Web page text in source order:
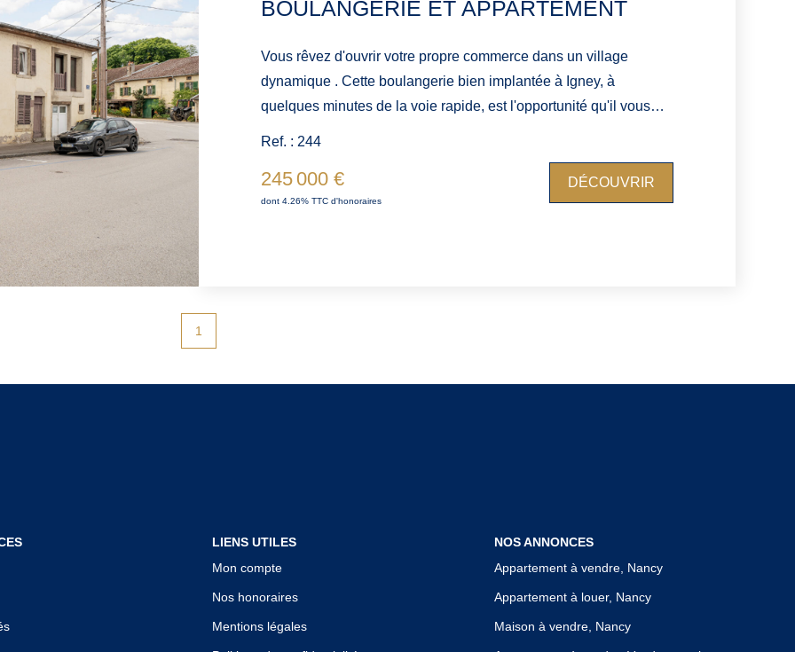
BOULANGERIE ET APPARTEMENT
Vous rêvez d'ouvrir votre propre commerce dans un village
dynamique . Cette boulangerie bien implantée à Igney, à
quelques minutes de la voie rapide, est l'opportunité qu'il vous
entièrement équipé avec les machines. Les murs de l'immeuble :
un local commercial en activité, et un appartement de 94 m2 situé
Ref. : 244
245 000 €
dont 4.26% TTC d'honoraires
DÉCOUVRIR
1
LIENS UTILES
Mon compte
Nos honoraires
Mentions légales
NOS ANNONCES
Appartement à vendre, Nancy
Appartement à louer, Nancy
Maison à vendre, Nancy